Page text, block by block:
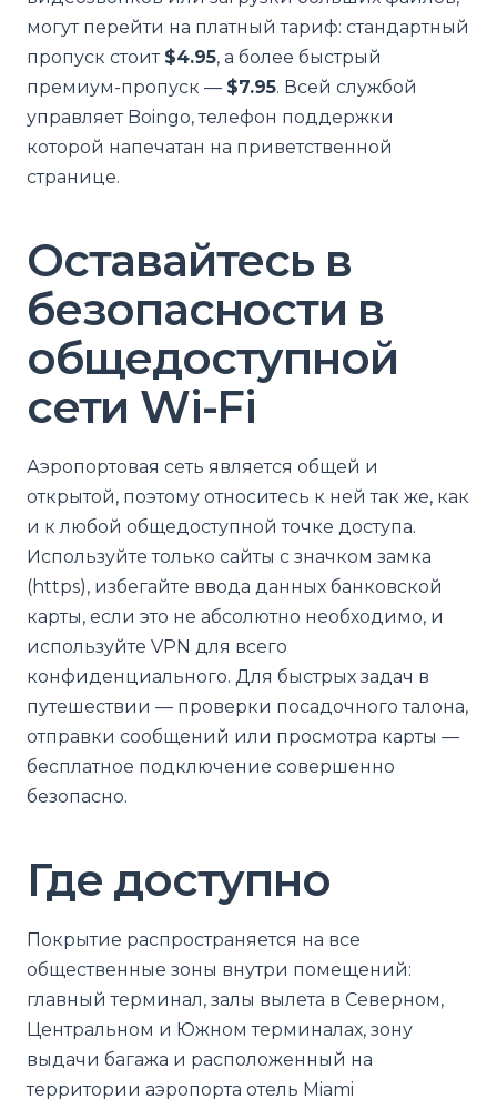
могут перейти на платный тариф: стандартный
пропуск стоит $4.95, а более быстрый
премиум-пропуск — $7.95. Всей службой
управляет Boingo, телефон поддержки
которой напечатан на приветственной
странице.
Оставайтесь в
безопасности в
общедоступной
сети Wi-Fi
Аэропортовая сеть является общей и
открытой, поэтому относитесь к ней так же, как
и к любой общедоступной точке доступа.
Используйте только сайты с значком замка
(https), избегайте ввода данных банковской
карты, если это не абсолютно необходимо, и
используйте VPN для всего
конфиденциального. Для быстрых задач в
путешествии — проверки посадочного талона,
отправки сообщений или просмотра карты —
бесплатное подключение совершенно
безопасно.
Где доступно
Покрытие распространяется на все
общественные зоны внутри помещений:
главный терминал, залы вылета в Северном,
Центральном и Южном терминалах, зону
выдачи багажа и расположенный на
территории аэропорта отель Miami